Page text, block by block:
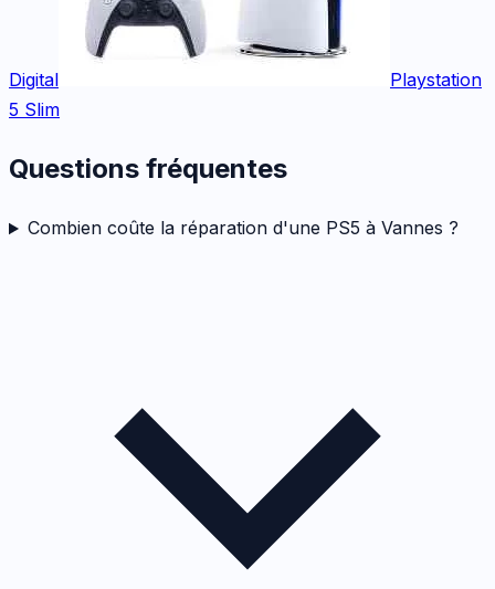
Digital
Playstation
5 Slim
Questions fréquentes
Combien coûte la réparation d'une PS5 à Vannes ?